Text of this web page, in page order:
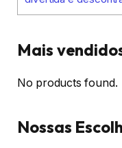
Mais
No products found.
Nossas